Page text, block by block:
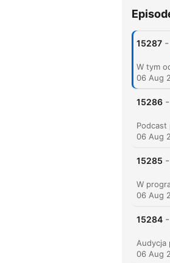
15287 -
06 Aug
15286 -
06 Aug
15285 -
06 Aug
15284 -
06 Aug